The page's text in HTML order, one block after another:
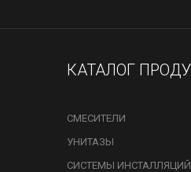
КАТАЛОГ
СМЕСИТЕЛИ
УНИТАЗЫ
СИСТЕМЫ ИНСТАЛЛЯЦИЙ